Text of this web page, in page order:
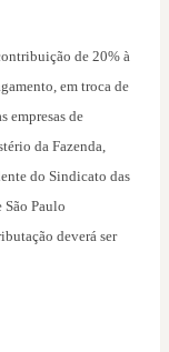
de 20% à
em troca de
empresas de
da Fazenda,
do Sindicato das
Paulo
deverá ser